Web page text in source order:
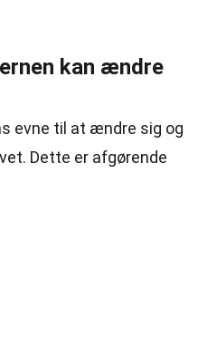
kan ændre
evne til at ændre sig og
Dette er afgørende